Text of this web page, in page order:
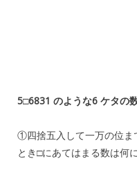
5□6831 のような6 ケタの
①四捨五入して一万の位ま
とき□にあてはまる数は何